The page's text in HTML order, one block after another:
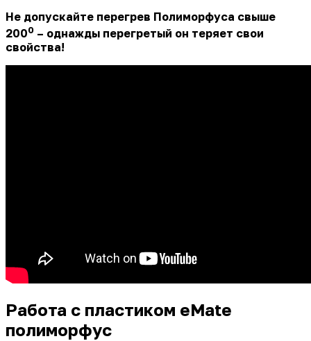
Не допускайте перегрев Полиморфуса cвыше
2000 – однажды перегретый он теряет свои
свойства!
Работа с пластиком eMate
полиморфус